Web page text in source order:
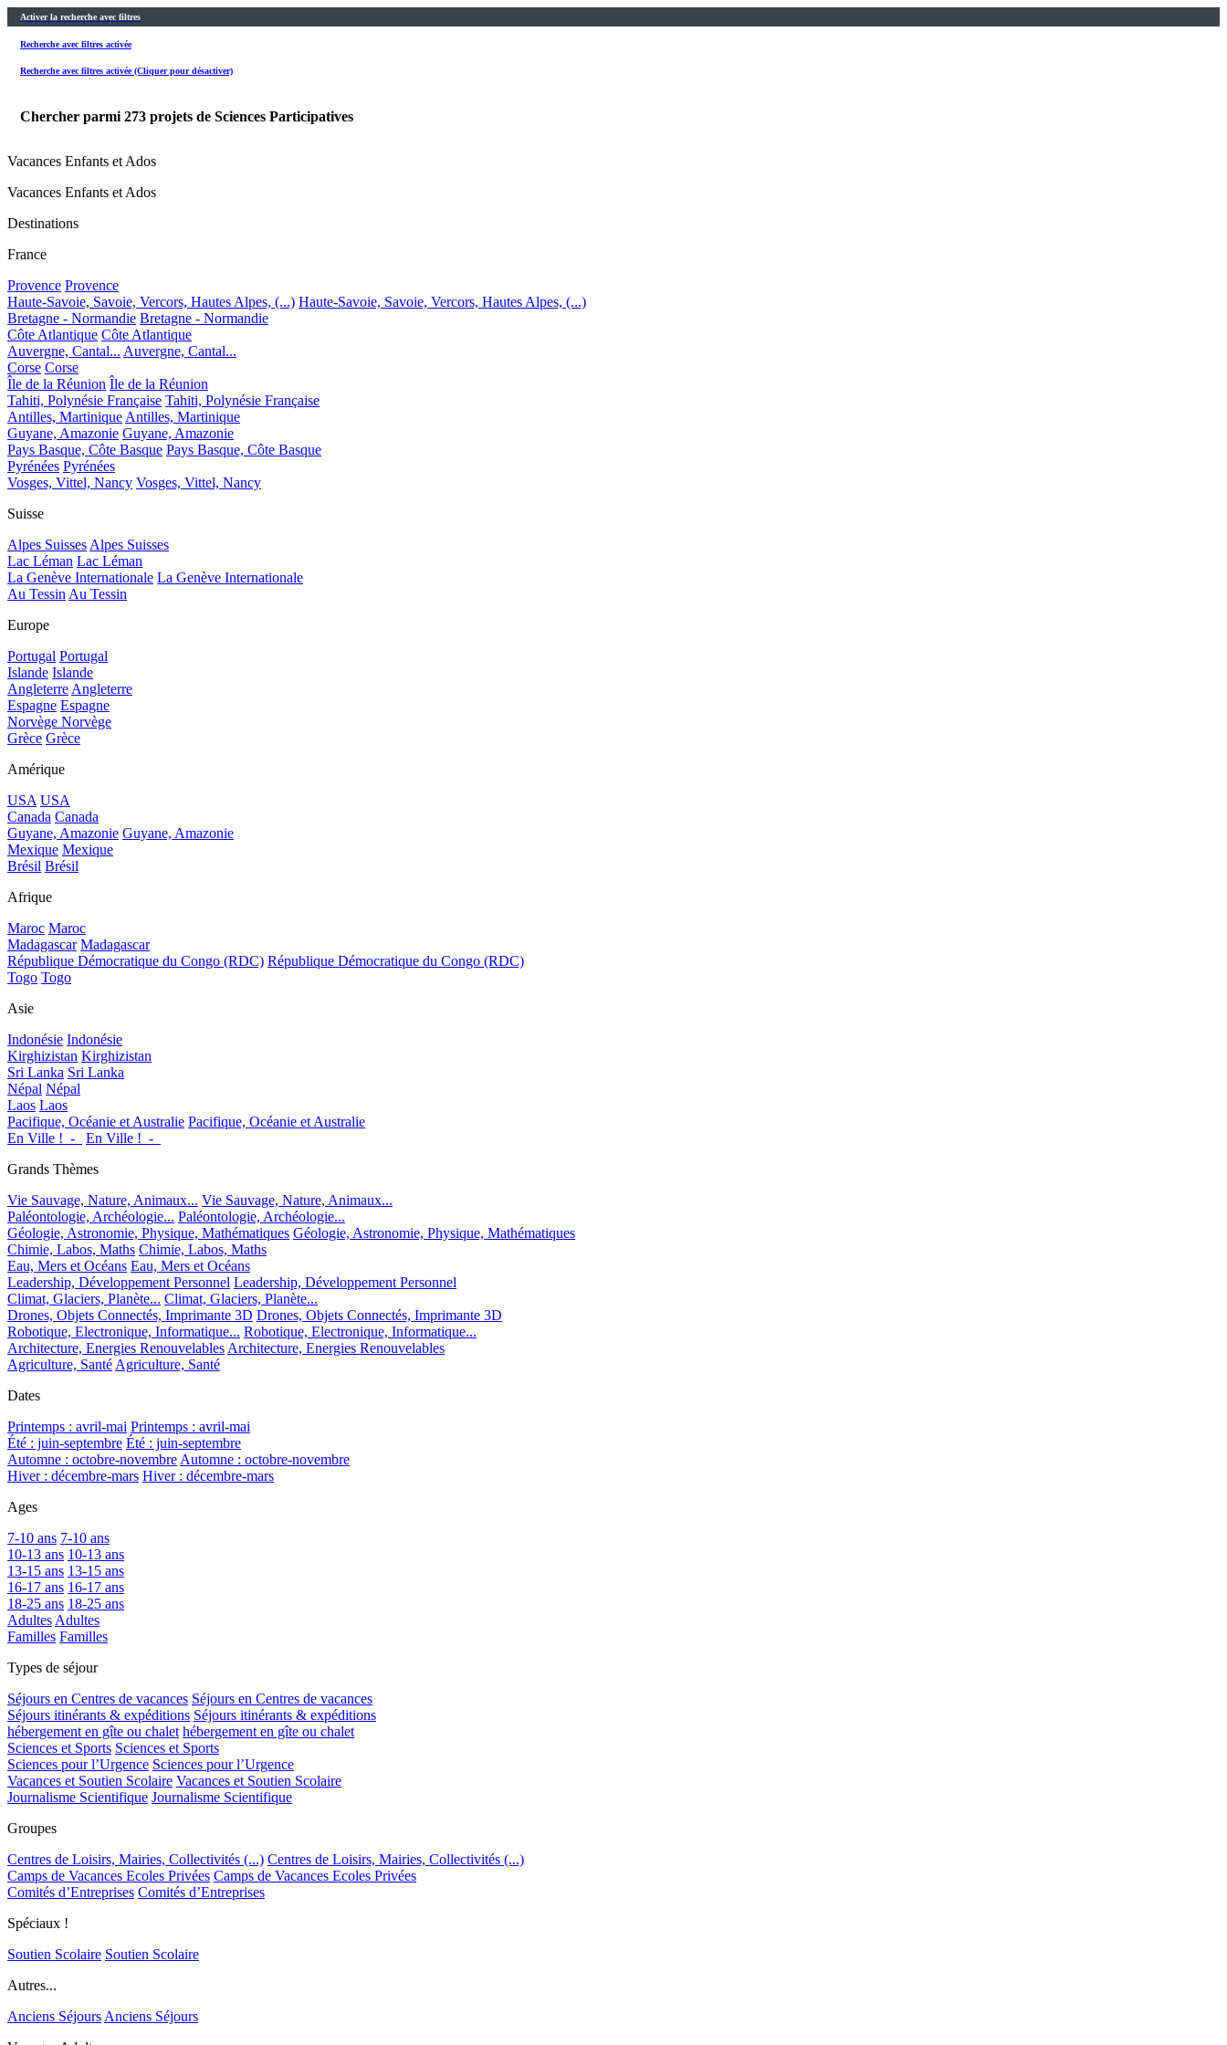
Activer la recherche avec filtres
Recherche avec filtres activée
Recherche avec filtres activée (Cliquer pour désactiver)
Chercher parmi 273 projets de Sciences Participatives
Vacances Enfants et Ados
Vacances Enfants et Ados
Destinations
France
Provence Provence
Haute-Savoie, Savoie, Vercors, Hautes Alpes, (...) Haute-Savoie, Savoie, Vercors, Hautes Alpes, (...)
Bretagne - Normandie Bretagne - Normandie
Côte Atlantique Côte Atlantique
Auvergne, Cantal... Auvergne, Cantal...
Corse Corse
Île de la Réunion Île de la Réunion
Tahiti, Polynésie Française Tahiti, Polynésie Française
Antilles, MartiniqueAntilles, Martinique
Guyane, Amazonie Guyane, Amazonie
Pays Basque, Côte Basque Pays Basque, Côte Basque
Pyrénées Pyrénées
Vosges, Vittel, Nancy Vosges, Vittel, Nancy
Suisse
Alpes SuissesAlpes Suisses
Lac Léman Lac Léman
La Genève Internationale La Genève Internationale
Au TessinAu Tessin
Europe
Portugal Portugal
Islande Islande
AngleterreAngleterre
Espagne Espagne
Norvège Norvège
Grèce Grèce
Amérique
USA USA
Canada Canada
Guyane, Amazonie Guyane, Amazonie
Mexique Mexique
Brésil Brésil
Afrique
Maroc Maroc
Madagascar Madagascar
République Démocratique du Congo (RDC) République Démocratique du Congo (RDC)
Togo Togo
Asie
Indonésie Indonésie
Kirghizistan Kirghizistan
Sri Lanka Sri Lanka
Népal Népal
Laos Laos
Pacifique, Océanie et Australie Pacifique, Océanie et Australie
En Ville !_-_
En Ville !_-_
Grands Thèmes
Vie Sauvage, Nature, Animaux... Vie Sauvage, Nature, Animaux...
Paléontologie, Archéologie... Paléontologie, Archéologie...
Géologie, Astronomie, Physique, Mathématiques Géologie, Astronomie, Physique, Mathématiques
Chimie, Labos, Maths Chimie, Labos, Maths
Eau, Mers et Océans Eau, Mers et Océans
Leadership, Développement Personnel Leadership, Développement Personnel
Climat, Glaciers, Planète... Climat, Glaciers, Planète...
Drones, Objets Connectés, Imprimante 3D Drones, Objets Connectés, Imprimante 3D
Robotique, Electronique, Informatique... Robotique, Electronique, Informatique...
Architecture, Energies RenouvelablesArchitecture, Energies Renouvelables
Agriculture, SantéAgriculture, Santé
Dates
Printemps : avril-mai Printemps : avril-mai
Été : juin-septembre Été : juin-septembre
Automne : octobre-novembreAutomne : octobre-novembre
Hiver : décembre-mars Hiver : décembre-mars
Ages
7-10 ans 7-10 ans
10-13 ans 10-13 ans
13-15 ans 13-15 ans
16-17 ans 16-17 ans
18-25 ans 18-25 ans
AdultesAdultes
Familles Familles
Types de séjour
Séjours en Centres de vacances Séjours en Centres de vacances
Séjours itinérants & expéditions Séjours itinérants & expéditions
hébergement en gîte ou chalet hébergement en gîte ou chalet
Sciences et Sports Sciences et Sports
Sciences pour l’Urgence Sciences pour l’Urgence
Vacances et Soutien Scolaire Vacances et Soutien Scolaire
Journalisme Scientifique Journalisme Scientifique
Groupes
Centres de Loisirs, Mairies, Collectivités (...) Centres de Loisirs, Mairies, Collectivités (...)
Camps de Vacances Ecoles Privées Camps de Vacances Ecoles Privées
Comités d’Entreprises Comités d’Entreprises
Spéciaux !
Soutien Scolaire Soutien Scolaire
Autres...
Anciens SéjoursAnciens Séjours